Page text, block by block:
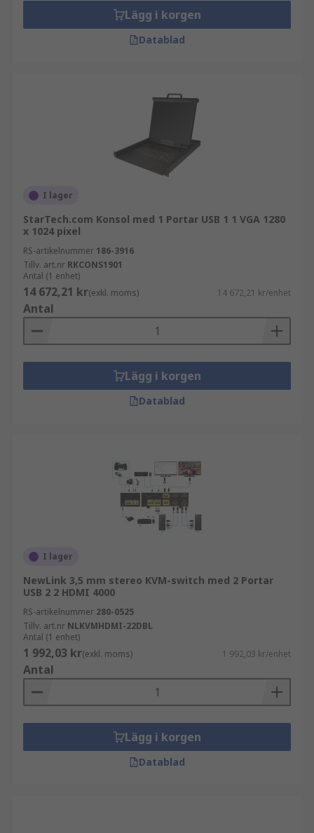
Lägg i korgen
Datablad
I lager
StarTech.com Konsol med 1 Portar USB 1 1 VGA 1280
x 1024 pixel
RS-artikelnummer 186-3916
Tillv. art.nr RKCONS1901
Antal (1 enhet)
14 672,21 kr(exkl. moms) 14 672,21 kr/enhet
Antal
Lägg i korgen
Datablad
I lager
NewLink 3,5 mm stereo KVM-switch med 2 Portar
USB 2 2 HDMI 4000
RS-artikelnummer 280-0525
Tillv. art.nr NLKVMHDMI-22DBL
Antal (1 enhet)
1 992,03 kr(exkl. moms) 1 992,03 kr/enhet
Antal
Lägg i korgen
Datablad